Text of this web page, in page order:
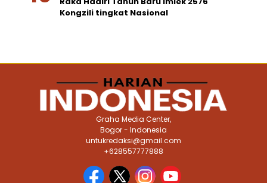
Kongzili tingkat Nasional
Graha Media Center,
Bogor - Indonesia
untukredaksi@gmail.com
+628557777888